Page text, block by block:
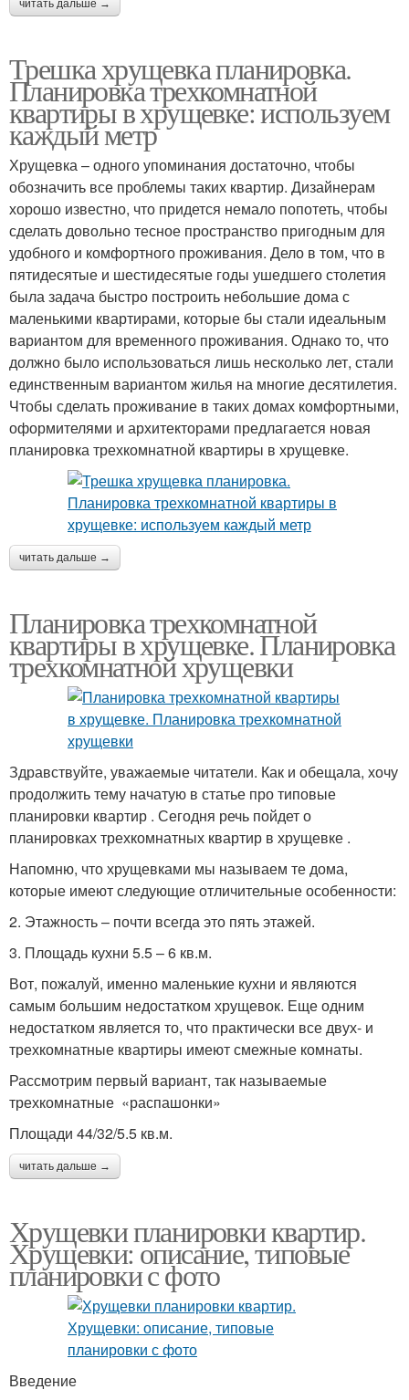
читать дальше →
Трешка хрущевка планировка.
Планировка трехкомнатной
квартиры в хрущевке: используем
каждый метр
Хрущевка – одного упоминания достаточно, чтобы
обозначить все проблемы таких квартир. Дизайнерам
хорошо известно, что придется немало попотеть, чтобы
сделать довольно тесное пространство пригодным для
удобного и комфортного проживания. Дело в том, что в
пятидесятые и шестидесятые годы ушедшего столетия
была задача быстро построить небольшие дома с
маленькими квартирами, которые бы стали идеальным
вариантом для временного проживания. Однако то, что
должно было использоваться лишь несколько лет, стали
единственным вариантом жилья на многие десятилетия.
Чтобы сделать проживание в таких домах комфортными,
оформителями и архитекторами предлагается новая
планировка трехкомнатной квартиры в хрущевке.
читать дальше →
Планировка трехкомнатной
квартиры в хрущевке. Планировка
трехкомнатной хрущевки
Здравствуйте, уважаемые читатели. Как и обещала, хочу
продолжить тему начатую в статье про типовые
планировки квартир . Сегодня речь пойдет о
планировках трехкомнатных квартир в хрущевке .
Напомню, что хрущевками мы называем те дома,
которые имеют следующие отличительные особенности:
2. Этажность – почти всегда это пять этажей.
3. Площадь кухни 5.5 – 6 кв.м.
Вот, пожалуй, именно маленькие кухни и являются
самым большим недостатком хрущевок. Еще одним
недостатком является то, что практически все двух- и
трехкомнатные квартиры имеют смежные комнаты.
Рассмотрим первый вариант, так называемые
трехкомнатные «распашонки»
Площади 44/32/5.5 кв.м.
читать дальше →
Хрущевки планировки квартир.
Хрущевки: описание, типовые
планировки с фото
Введение